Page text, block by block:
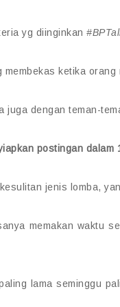
yg diinginkan
ketika orang
juga dengan teman-
postingan dalam
jenis lomba,
memakan waktu
lama seminggu